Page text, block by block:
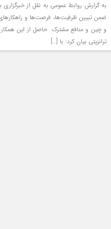
به گزارش روابط عمومی به نقل از خبرگزاری
ضمن تبیین ظرفیت‌ها، فرصت‌ها و راهکارهای
و چین و منافع مشترک حاصل از این
ترانزیتی بیان کرد: با […]